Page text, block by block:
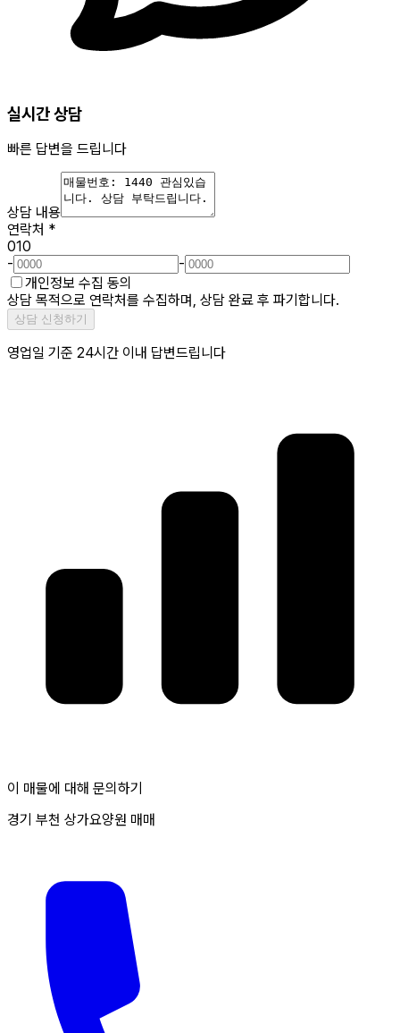
실시간 상담
빠른 답변을 드립니다
상담 내용
연락처 *
010
-
-
개인정보 수집 동의
상담 목적으로 연락처를 수집하며, 상담 완료 후 파기합니다.
상담 신청하기
영업일 기준 24시간 이내 답변드립니다
이 매물에 대해 문의하기
경기 부천 상가요양원 매매